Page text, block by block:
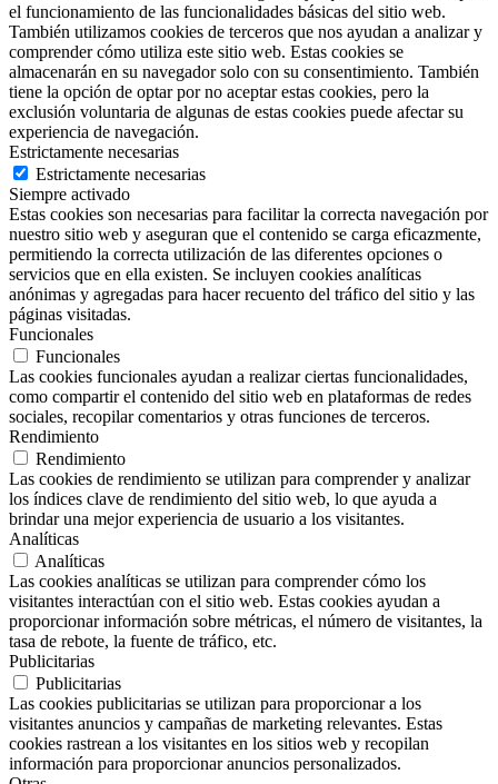
el funcionamiento de las funcionalidades básicas del sitio web.
También utilizamos cookies de terceros que nos ayudan a analizar y
comprender cómo utiliza este sitio web. Estas cookies se
almacenarán en su navegador solo con su consentimiento. También
tiene la opción de optar por no aceptar estas cookies, pero la
exclusión voluntaria de algunas de estas cookies puede afectar su
experiencia de navegación.
Estrictamente necesarias
Estrictamente necesarias
Siempre activado
Estas cookies son necesarias para facilitar la correcta navegación por
nuestro sitio web y aseguran que el contenido se carga eficazmente,
permitiendo la correcta utilización de las diferentes opciones o
servicios que en ella existen. Se incluyen cookies analíticas
anónimas y agregadas para hacer recuento del tráfico del sitio y las
páginas visitadas.
Funcionales
Funcionales
Las cookies funcionales ayudan a realizar ciertas funcionalidades,
como compartir el contenido del sitio web en plataformas de redes
sociales, recopilar comentarios y otras funciones de terceros.
Rendimiento
Rendimiento
Las cookies de rendimiento se utilizan para comprender y analizar
los índices clave de rendimiento del sitio web, lo que ayuda a
brindar una mejor experiencia de usuario a los visitantes.
Analíticas
Analíticas
Las cookies analíticas se utilizan para comprender cómo los
visitantes interactúan con el sitio web. Estas cookies ayudan a
proporcionar información sobre métricas, el número de visitantes, la
tasa de rebote, la fuente de tráfico, etc.
Publicitarias
Publicitarias
Las cookies publicitarias se utilizan para proporcionar a los
visitantes anuncios y campañas de marketing relevantes. Estas
cookies rastrean a los visitantes en los sitios web y recopilan
información para proporcionar anuncios personalizados.